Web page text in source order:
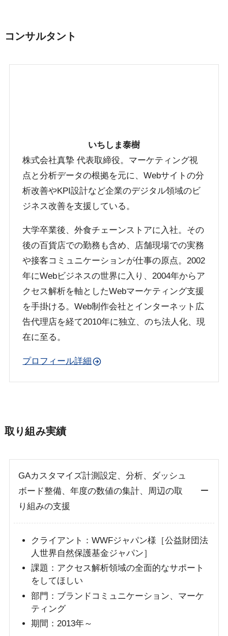
コンサルタント
いちしま泰樹
株式会社真摯 代表取締役。マーケティング視
点と分析データの根拠を元に、Webサイトの分
析改善やKPI設計など企業のデジタル領域のビ
ジネス改善を支援している。
大学卒業後、外食チェーンストアに入社。その
後の百貨店での勤務も含め、店舗現場での実務
や接客コミュニケーションが仕事の原点。2002
年にWebビジネスの世界に入り、2004年からア
クセス解析を軸としたWebマーケティング支援
を手掛ける。Web制作会社とインターネット広
告代理店を経て2010年に独立、のち法人化、現
在に至る。
プロフィール詳細
取り組み実績
GAカスタマイズ計測設定、分析、ダッシュ
ボード整備、年度の数値の集計、周辺の取
り組みの支援
クライアント：WWFジャパン様［公益財団法
人世界自然保護基金ジャパン］
課題：アクセス解析領域の全面的なサポート
をしてほしい
部門：ブランドコミュニケーション、マーケ
ティング
期間：2013年～